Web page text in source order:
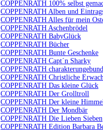
COPPENRATH 100% selbst
COPPENRATH Alben und
COPPENRATH Alles für mein
COPPENRATH Aschenbrödel
COPPENRATH BabyGlück
COPPENRATH Bücher
COPPENRATH Bunte Geschenke
COPPENRATH Capt´n Sharky
COPPENRATH
COPPENRATH Christliche
COPPENRATH Das kleine Glück
COPPENRATH Der Grolltroll
COPPENRATH Der kleine
COPPENRATH Der Mondbär
COPPENRATH Die Lieben Sieben
COPPENRATH Edition Barbara